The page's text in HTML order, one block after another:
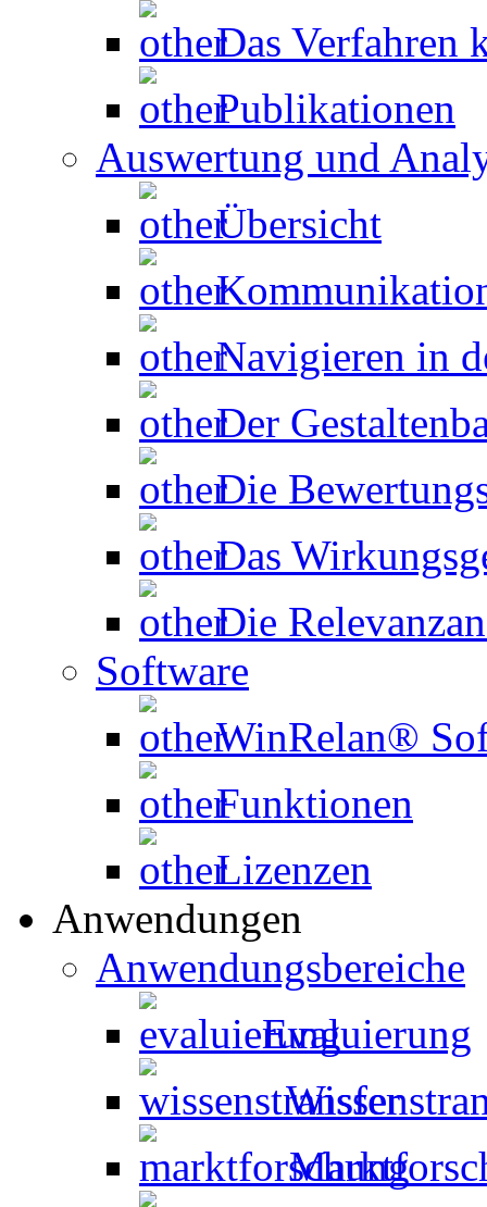
Das Verfahren
Publikationen
Auswertung und
Übersicht
Navigieren in
Der
Die
Das
Die
Software
WinRelan®
Funktionen
Lizenzen
Anwendungen
Anwendungsbereiche
Evaluierung